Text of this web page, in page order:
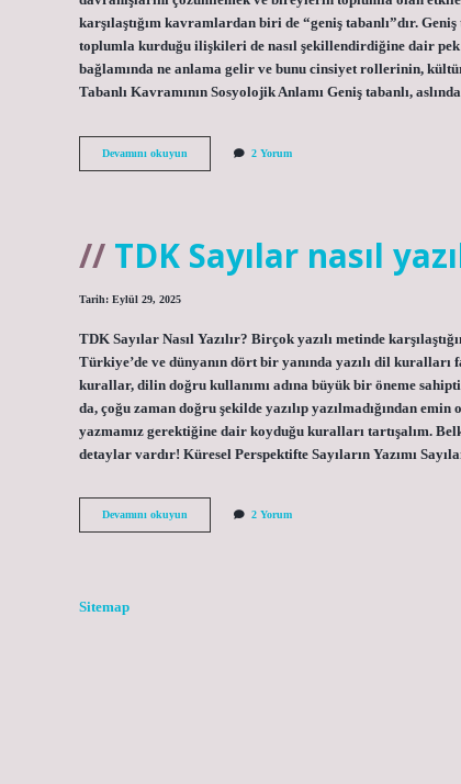
karşılaştığım kavramlardan biri de “geniş tabanlı”dır.
toplumla kurduğu ilişkileri de nasıl şekillendirdiğine dair pek
bağlamında ne anlama gelir ve bunu cinsiyet rollerinin,
Tabanlı Kavramının Sosyolojik Anlamı Geniş tabanlı,
Devamını okuyun 2 Yorum
TDK Sayılar nasıl
Tarih: Eylül 29, 2025
TDK Sayılar Nasıl Yazılır? Birçok yazılı metinde
Türkiye’de ve dünyanın dört bir yanında yazılı dil
kurallar, dilin doğru kullanımı adına büyük bir öneme
da, çoğu zaman doğru şekilde yazılıp yazılmadığından
yazmamız gerektiğine dair koyduğu kuralları tartışalım.
detaylar vardır! Küresel Perspektifte Sayıların Yazımı
Devamını okuyun
Sayılar
2 Yorum
Sitemap